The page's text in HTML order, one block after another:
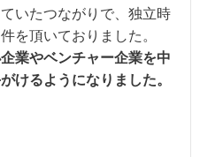
いたつながりで、独立時
を頂いておりました。
業やベンチャー企業を中
けるようになりました。